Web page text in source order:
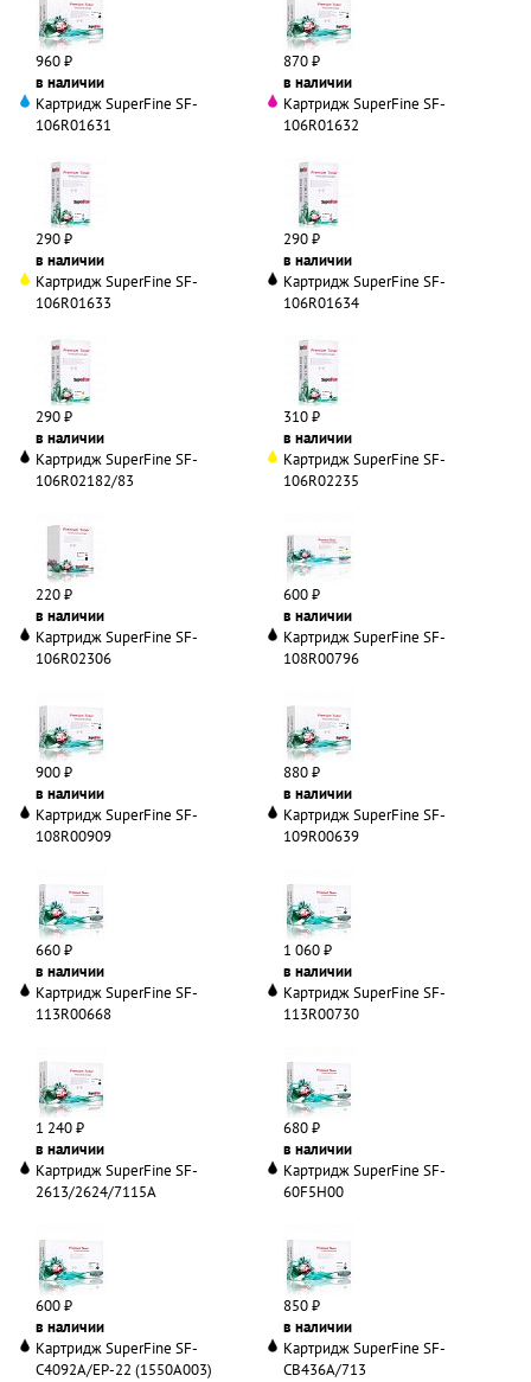
960 ₽
в наличии
870 ₽
в наличии
Картридж SuperFine SF-
106R01631
290 ₽
в наличии
Картридж SuperFine SF-
106R01632
290 ₽
в наличии
Картридж SuperFine SF-
106R01633
290 ₽
в наличии
Картридж SuperFine SF-
106R01634
310 ₽
в наличии
Картридж SuperFine SF-
106R02182/83
220 ₽
в наличии
Картридж SuperFine SF-
106R02235
600 ₽
в наличии
Картридж SuperFine SF-
106R02306
900 ₽
в наличии
Картридж SuperFine SF-
108R00796
880 ₽
в наличии
Картридж SuperFine SF-
108R00909
660 ₽
в наличии
Картридж SuperFine SF-
109R00639
1 060 ₽
в наличии
Картридж SuperFine SF-
113R00668
1 240 ₽
в наличии
Картридж SuperFine SF-
113R00730
680 ₽
в наличии
Картридж SuperFine SF-
2613/2624/7115A
600 ₽
в наличии
Картридж SuperFine SF-
60F5H00
850 ₽
в наличии
Картридж SuperFine SF-
C4092A/EP-22 (1550A003)
Картридж SuperFine SF-
CB436A/713